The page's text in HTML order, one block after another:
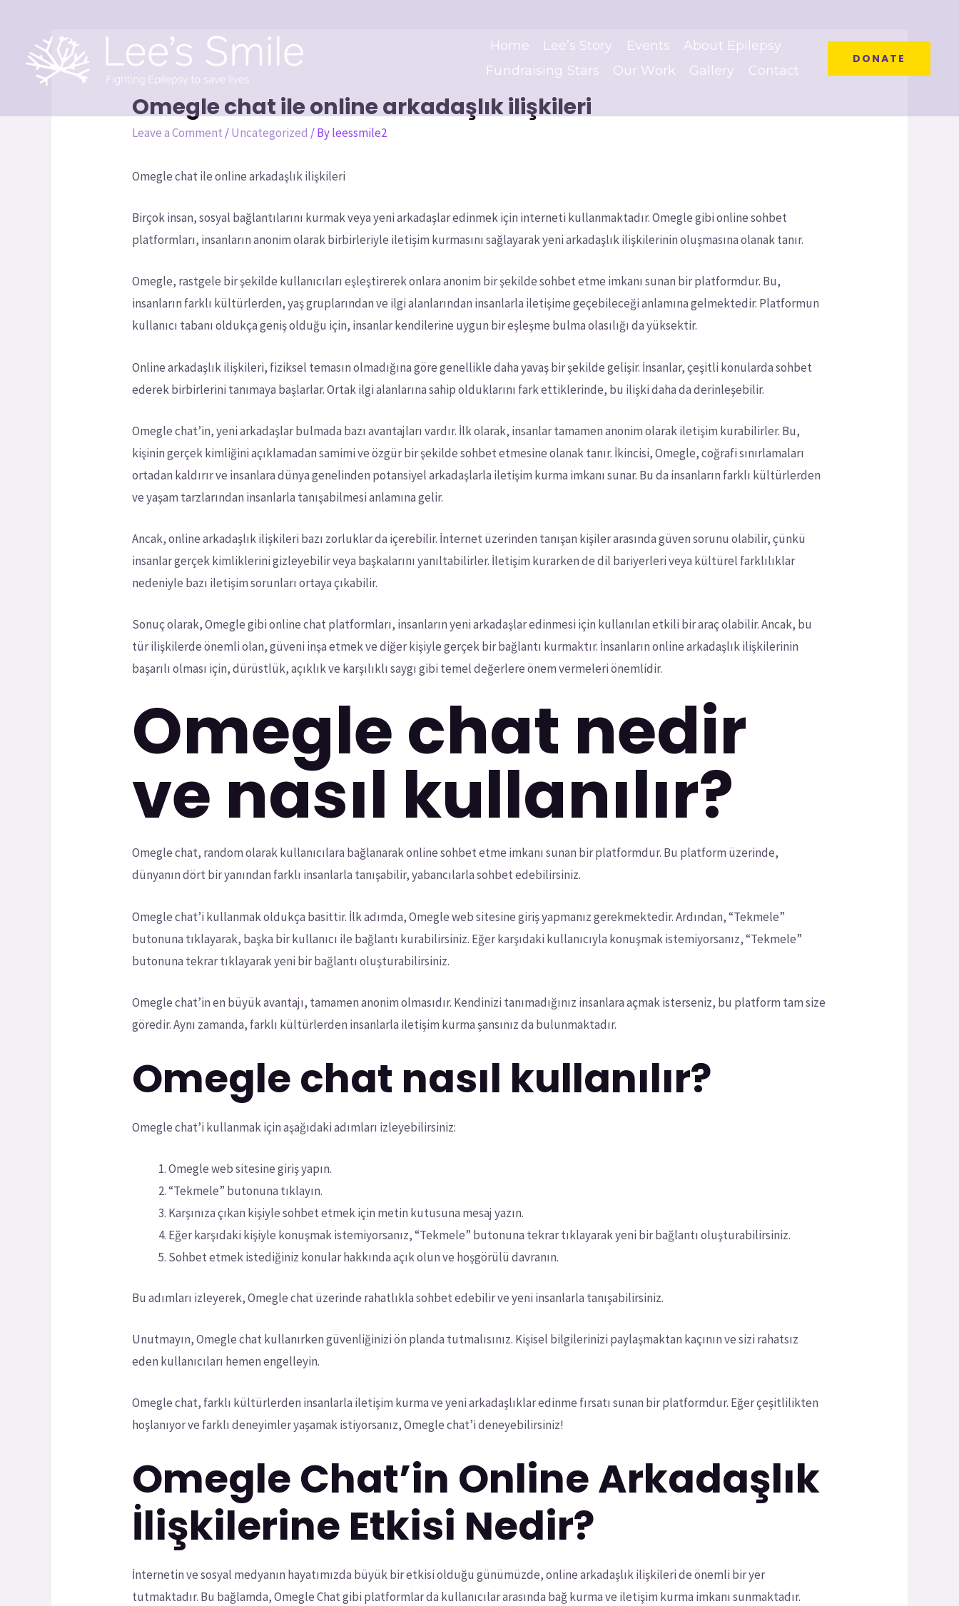
Home Lee’s Story Events
About Epilepsy
Fundraising Stars
Our Work Gallery Contact
DONATE
Omegle chat ile online arkadaşlık ilişkileri
Leave a Comment /Uncategorized / Byleessmile2
Omegle chat ile online arkadaşlık ilişkileri
Birçok insan, sosyal bağlantılarını kurmak veya yeni arkadaşlar edinmek için interneti kullanmaktadır. Omegle gibi online sohbet
platformları, insanların anonim olarak birbirleriyle iletişim kurmasını sağlayarak yeni arkadaşlık ilişkilerinin oluşmasına olanak tanır.
Omegle, rastgele bir şekilde kullanıcıları eşleştirerek onlara anonim bir şekilde sohbet etme imkanı sunan bir platformdur. Bu,
insanların farklı kültürlerden, yaş gruplarından ve ilgi alanlarından insanlarla iletişime geçebileceği anlamına gelmektedir. Platformun
kullanıcı tabanı oldukça geniş olduğu için, insanlar kendilerine uygun bir eşleşme bulma olasılığı da yüksektir.
Online arkadaşlık ilişkileri, fiziksel temasın olmadığına göre genellikle daha yavaş bir şekilde gelişir. İnsanlar, çeşitli konularda sohbet
ederek birbirlerini tanımaya başlarlar. Ortak ilgi alanlarına sahip olduklarını fark ettiklerinde, bu ilişki daha da derinleşebilir.
Omegle chat’in, yeni arkadaşlar bulmada bazı avantajları vardır. İlk olarak, insanlar tamamen anonim olarak iletişim kurabilirler. Bu,
kişinin gerçek kimliğini açıklamadan samimi ve özgür bir şekilde sohbet etmesine olanak tanır. İkincisi, Omegle, coğrafi sınırlamaları
ortadan kaldırır ve insanlara dünya genelinden potansiyel arkadaşlarla iletişim kurma imkanı sunar. Bu da insanların farklı kültürlerden
ve yaşam tarzlarından insanlarla tanışabilmesi anlamına gelir.
Ancak, online arkadaşlık ilişkileri bazı zorluklar da içerebilir. İnternet üzerinden tanışan kişiler arasında güven sorunu olabilir, çünkü
insanlar gerçek kimliklerini gizleyebilir veya başkalarını yanıltabilirler. İletişim kurarken de dil bariyerleri veya kültürel farklılıklar
nedeniyle bazı iletişim sorunları ortaya çıkabilir.
Sonuç olarak, Omegle gibi online chat platformları, insanların yeni arkadaşlar edinmesi için kullanılan etkili bir araç olabilir. Ancak, bu
tür ilişkilerde önemli olan, güveni inşa etmek ve diğer kişiyle gerçek bir bağlantı kurmaktır. İnsanların online arkadaşlık ilişkilerinin
başarılı olması için, dürüstlük, açıklık ve karşılıklı saygı gibi temel değerlere önem vermeleri önemlidir.
Omegle chat nedir
ve nasıl kullanılır?
Omegle chat, random olarak kullanıcılara bağlanarak online sohbet etme imkanı sunan bir platformdur. Bu platform üzerinde,
dünyanın dört bir yanından farklı insanlarla tanışabilir, yabancılarla sohbet edebilirsiniz.
Omegle chat’i kullanmak oldukça basittir. İlk adımda, Omegle web sitesine giriş yapmanız gerekmektedir. Ardından, “Tekmele”
butonuna tıklayarak, başka bir kullanıcı ile bağlantı kurabilirsiniz. Eğer karşıdaki kullanıcıyla konuşmak istemiyorsanız, “Tekmele”
butonuna tekrar tıklayarak yeni bir bağlantı oluşturabilirsiniz.
Omegle chat’in en büyük avantajı, tamamen anonim olmasıdır. Kendinizi tanımadığınız insanlara açmak isterseniz, bu platform tam size
göredir. Aynı zamanda, farklı kültürlerden insanlarla iletişim kurma şansınız da bulunmaktadır.
Omegle chat nasıl kullanılır?
Omegle chat’i kullanmak için aşağıdaki adımları izleyebilirsiniz:
Omegle web sitesine giriş yapın.
“Tekmele” butonuna tıklayın.
Karşınıza çıkan kişiyle sohbet etmek için metin kutusuna mesaj yazın.
Eğer karşıdaki kişiyle konuşmak istemiyorsanız, “Tekmele” butonuna tekrar tıklayarak yeni bir bağlantı oluşturabilirsiniz.
Sohbet etmek istediğiniz konular hakkında açık olun ve hoşgörülü davranın.
Bu adımları izleyerek, Omegle chat üzerinde rahatlıkla sohbet edebilir ve yeni insanlarla tanışabilirsiniz.
Unutmayın, Omegle chat kullanırken güvenliğinizi ön planda tutmalısınız. Kişisel bilgilerinizi paylaşmaktan kaçının ve sizi rahatsız
eden kullanıcıları hemen engelleyin.
Omegle chat, farklı kültürlerden insanlarla iletişim kurma ve yeni arkadaşlıklar edinme fırsatı sunan bir platformdur. Eğer çeşitlilikten
hoşlanıyor ve farklı deneyimler yaşamak istiyorsanız, Omegle chat’i deneyebilirsiniz!
Omegle Chat’in Online Arkadaşlık
İlişkilerine Etkisi Nedir?
İnternetin ve sosyal medyanın hayatımızda büyük bir etkisi olduğu günümüzde, online arkadaşlık ilişkileri de önemli bir yer
tutmaktadır. Bu bağlamda, Omegle Chat gibi platformlar da kullanıcılar arasında bağ kurma ve iletişim kurma imkanı sunmaktadır.